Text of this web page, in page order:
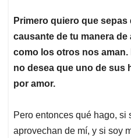
Primero quiero que sepas
causante de tu manera de
como los otros nos
no desea que uno de sus
por amor.
Pero entonces qué hago, si
aprovechan de mí, y si soy